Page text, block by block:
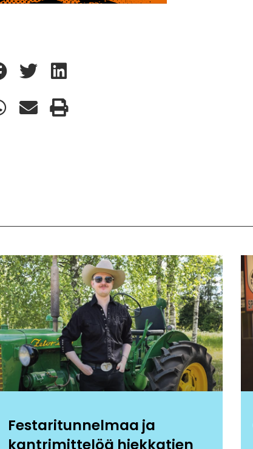
Festaritunnelmaa ja
kantrimittelöä hiekkatien